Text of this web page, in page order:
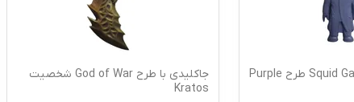
جا کلیدی طرح Squid Game طرح Purple
جاکلیدی با طرح God of War شخصیت
Kratos